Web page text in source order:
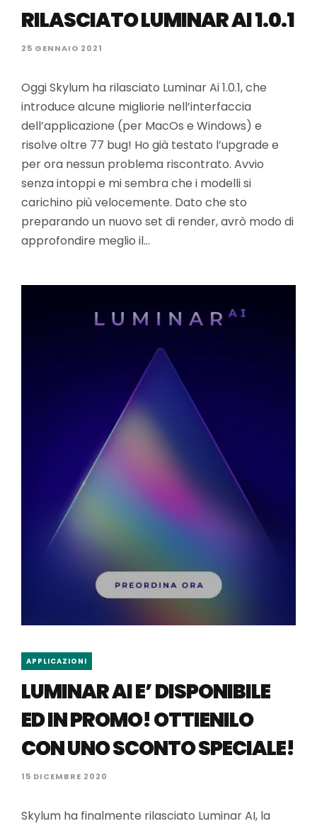
RILASCIATO LUMINAR AI 1.0.1
25 GENNAIO 2021
Oggi Skylum ha rilasciato Luminar Ai 1.0.1, che
introduce alcune migliorie nell’interfaccia
dell’applicazione (per MacOs e Windows) e
risolve oltre 77 bug! Ho già testato l’upgrade e
per ora nessun problema riscontrato. Avvio
senza intoppi e mi sembra che i modelli si
carichino più velocemente. Dato che sto
preparando un nuovo set di render, avrò modo di
approfondire meglio il…
APPLICAZIONI
LUMINAR AI E’ DISPONIBILE
ED IN PROMO! OTTIENILO
CON UNO SCONTO SPECIALE!
15 DICEMBRE 2020
Skylum ha finalmente rilasciato Luminar AI, la